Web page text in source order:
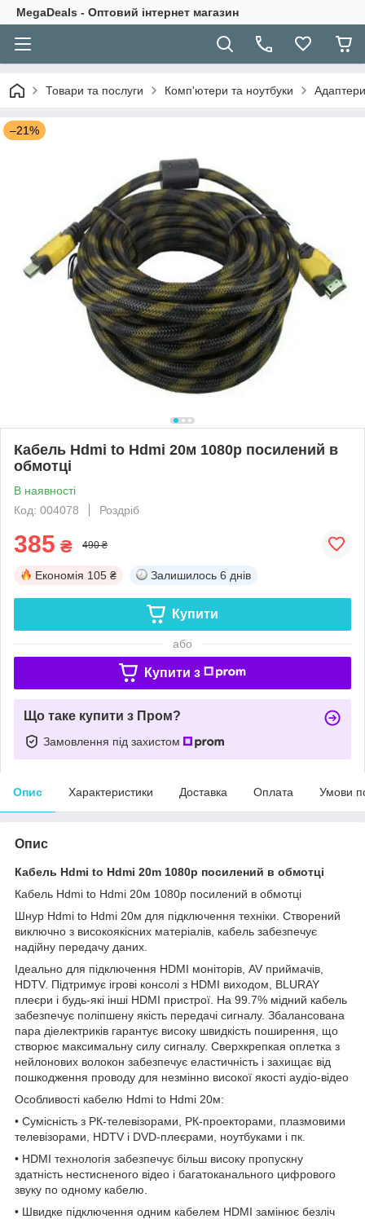
MegaDeals - Оптовий інтернет магазин
Товари та послуги Комп'ютери та ноутбуки
–21%
Кабель Hdmi to Hdmi 20м 1080p посилений в
обмотці
В наявності
Код: 004078
Роздріб
385 ₴ 490 ₴
Економія 105 ₴ Залишилось 6 днів
Купити
або
Купити з
Що таке купити з Пром?
Замовлення під захистом
Опис Характеристики Доставка Оплата Умови
Опис
Кабель Hdmi to Hdmi 20m 1080p посилений в обмотці
Кабель Hdmi to Hdmi 20м 1080p посилений в обмотці
Шнур Hdmi to Hdmi 20м для підключення техніки. Створений
виключно з високоякісних матеріалів, кабель забезпечує
надійну передачу даних.
Ідеально для підключення HDMI моніторів, AV приймачів,
HDTV. Підтримує ігрові консолі з HDMI виходом, BLURAY
плеєри і будь-які інші HDMI пристрої. На 99.7% мідний кабель
забезпечує поліпшену якість передачі сигналу. Збалансована
пара діелектриків гарантує високу швидкість поширення, що
створює максимальну силу сигналу. Сверхкрепкая оплетка з
нейлонових волокон забезпечує еластичність і захищає від
пошкодження проводу для незмінно високої якості аудіо-відео
Особливості кабелю Hdmi to Hdmi 20м:
• Сумісність з РК-телевізорами, РК-проекторами, плазмовими
телевізорами, HDTV і DVD-плеєрами, ноутбуками і пк.
• HDMI технологія забезпечує більш високу пропускну
здатність нестисненого відео і багатоканального цифрового
звуку по одному кабелю.
• Швидке підключення одним кабелем HDMI замінює безліч